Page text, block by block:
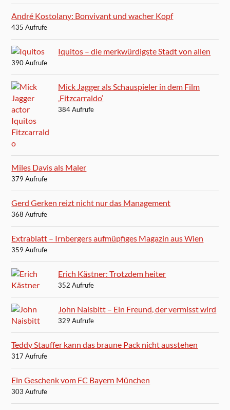
André Kostolany: Bonvivant und wacher Kopf
435 Aufrufe
Iquitos – die merkwürdigste Stadt von allen
390 Aufrufe
Mick Jagger als Schauspieler in dem Film
‚Fitzcarraldo‘
384 Aufrufe
Miles Davis als Maler
379 Aufrufe
Gerd Gerken reizt nicht nur das Management
368 Aufrufe
Extrablatt – Irnbergers aufmüpfiges Magazin aus Wien
359 Aufrufe
Erich Kästner: Trotzdem heiter
352 Aufrufe
John Naisbitt – Ein Freund, der vermisst wird
329 Aufrufe
Teddy Stauffer kann das braune Pack nicht ausstehen
317 Aufrufe
Ein Geschenk vom FC Bayern München
303 Aufrufe